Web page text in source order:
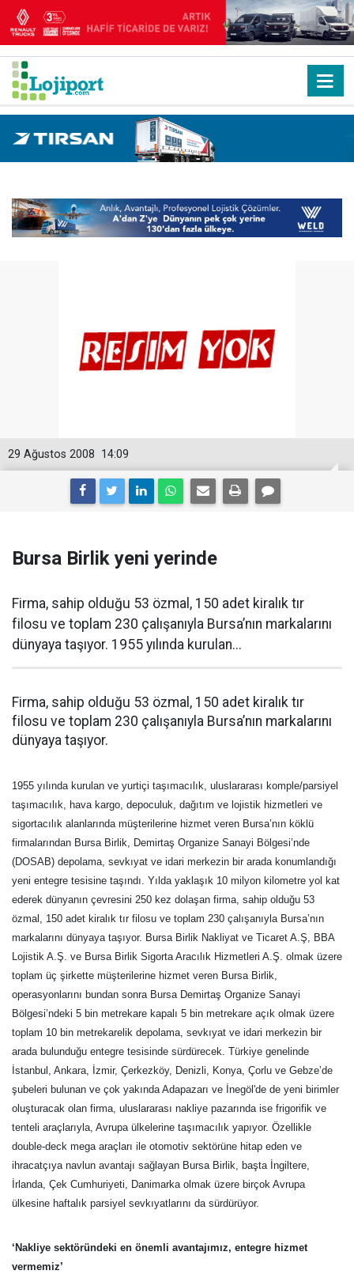
14:09
29 Ağustos 2008
Bursa Birlik yeni yerinde
Firma, sahip olduğu 53 özmal, 150 adet kiralık tır
filosu ve toplam 230 çalışanıyla Bursa’nın markalarını
dünyaya taşıyor. 1955 yılında kurulan...
Firma, sahip olduğu 53 özmal, 150 adet kiralık tır
filosu ve toplam 230 çalışanıyla Bursa’nın markalarını
dünyaya taşıyor.
1955 yılında kurulan ve yurtiçi taşımacılık, uluslararası komple/parsiyel
taşımacılık, hava kargo, depoculuk, dağıtım ve lojistik hizmetleri ve
sigortacılık alanlarında müşterilerine hizmet veren Bursa’nın köklü
firmalarından Bursa Birlik, Demirtaş Organize Sanayi Bölgesi’nde
(DOSAB) depolama, sevkıyat ve idari merkezin bir arada konumlandığı
yeni entegre tesisine taşındı. Yılda yaklaşık 10 milyon kilometre yol kat
ederek dünyanın çevresini 250 kez dolaşan firma, sahip olduğu 53
özmal, 150 adet kiralık tır filosu ve toplam 230 çalışanıyla Bursa’nın
markalarını dünyaya taşıyor. Bursa Birlik Nakliyat ve Ticaret A.Ş, BBA
Lojistik A.Ş. ve Bursa Birlik Sigorta Aracılık Hizmetleri A.Ş. olmak üzere
toplam üç şirkette müşterilerine hizmet veren Bursa Birlik,
operasyonlarını bundan sonra Bursa Demirtaş Organize Sanayi
Bölgesi’ndeki 5 bin metrekare kapalı 5 bin metrekare açık olmak üzere
toplam 10 bin metrekarelik depolama, sevkıyat ve idari merkezin bir
arada bulunduğu entegre tesisinde sürdürecek. Türkiye genelinde
İstanbul, Ankara, İzmir, Çerkezköy, Denizli, Konya, Çorlu ve Gebze’de
şubeleri bulunan ve çok yakında Adapazarı ve İnegöl'de de yeni birimler
oluşturacak olan firma, uluslararası nakliye pazarında ise frigorifik ve
tenteli araçlarıyla, Avrupa ülkelerine taşımacılık yapıyor. Özellikle
double-deck mega araçları ile otomotiv sektörüne hitap eden ve
ihracatçıya navlun avantajı sağlayan Bursa Birlik, başta İngiltere,
İrlanda, Çek Cumhuriyeti, Danimarka olmak üzere birçok Avrupa
ülkesine haftalık parsiyel sevkıyatlarını da sürdürüyor.
‘Nakliye sektöründeki en önemli avantajımız, entegre hizmet
vermemiz’